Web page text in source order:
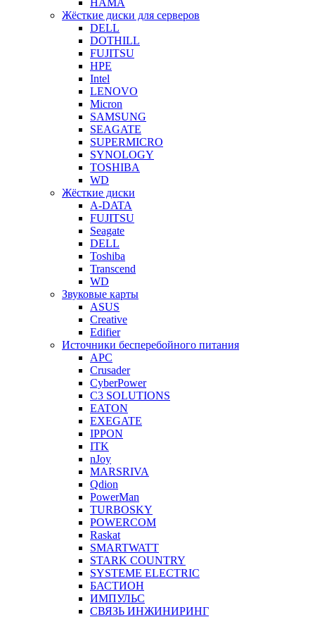
HAMA
Жёсткие диски для серверов
DELL
DOTHILL
FUJITSU
HPE
Intel
LENOVO
Micron
SAMSUNG
SEAGATE
SUPERMICRO
SYNOLOGY
TOSHIBA
WD
Жёсткие диски
A-DATA
FUJITSU
Seagate
DELL
Toshiba
Transcend
WD
Звуковые карты
ASUS
Creative
Edifier
Источники бесперебойного питания
APC
Crusader
CyberPower
C3 SOLUTIONS
EATON
EXEGATE
IPPON
ITK
nJoy
MARSRIVA
Qdion
PowerMan
TURBOSKY
POWERCOM
Raskat
SMARTWATT
STARK COUNTRY
SYSTEME ELECTRIC
БАСТИОН
ИМПУЛЬС
СВЯЗЬ ИНЖИНИРИНГ